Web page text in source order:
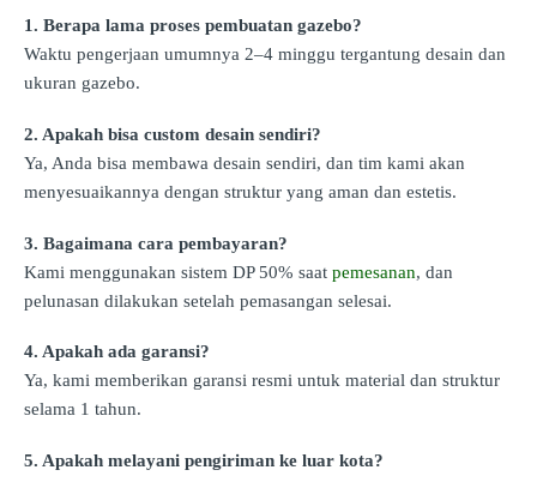
1. Berapa lama proses pembuatan gazebo?
Waktu pengerjaan umumnya 2–4 minggu tergantung desain dan
ukuran gazebo.
2. Apakah bisa custom desain sendiri?
Ya, Anda bisa membawa desain sendiri, dan tim kami akan
menyesuaikannya dengan struktur yang aman dan estetis.
3. Bagaimana cara pembayaran?
Kami menggunakan sistem DP 50% saat pemesanan, dan
pelunasan dilakukan setelah pemasangan selesai.
4. Apakah ada garansi?
Ya, kami memberikan garansi resmi untuk material dan struktur
selama 1 tahun.
5. Apakah melayani pengiriman ke luar kota?